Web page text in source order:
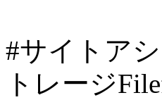
#サイトア
トレージ